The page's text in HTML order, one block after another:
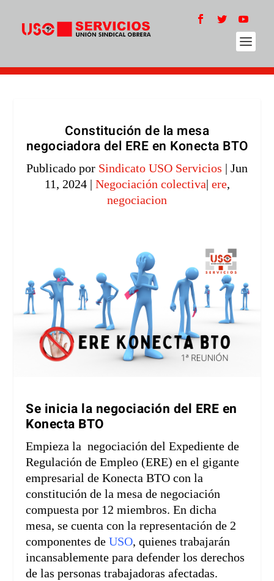
Constitución de la mesa
negociadora del ERE en Konecta BTO
Publicado por Sindicato USO Servicios | Jun
11, 2024| Negociación colectiva| ere,
negociacion
Se inicia la negociación del ERE en
Konecta BTO
Empieza la negociación del Expediente de
Regulación de Empleo (ERE) en el gigante
empresarial de Konecta BTO con la
constitución de la mesa de negociación
compuesta por 12 miembros. En dicha
mesa, se cuenta con la representación de 2
componentes deUSO, quienes trabajarán
incansablemente para defender los derechos
de las personas trabajadoras afectadas.